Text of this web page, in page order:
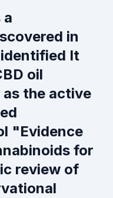
a
in
identified It
oil
the active
"Evidence
for
review of